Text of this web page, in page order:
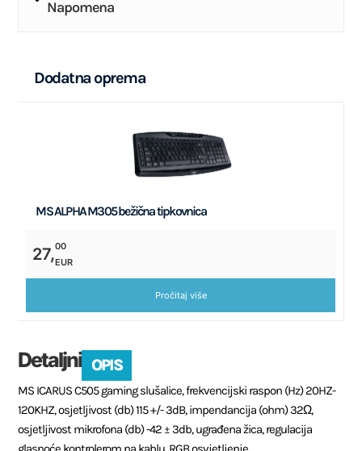
Napomena
Dodatnaoprema
MS ALPHA M305 bežična tipkovnica
27,00
EUR
Pročitaj više
Detaljni OPIS
MS ICARUS C505 gaming slušalice, frekvencijski raspon (Hz) 20HZ-
120KHZ, osjetljivost (db) 115 +/- 3dB, impendancija (ohm) 32Ω,
osjetljivost mikrofona (db) -42 ± 3db, ugrađena žica, regulacija